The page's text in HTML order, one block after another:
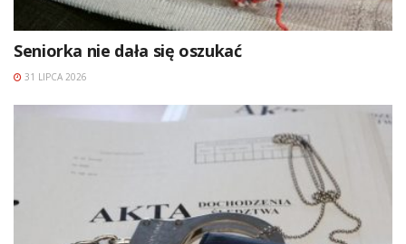
Seniorka nie dała się oszukać
31 LIPCA 2026